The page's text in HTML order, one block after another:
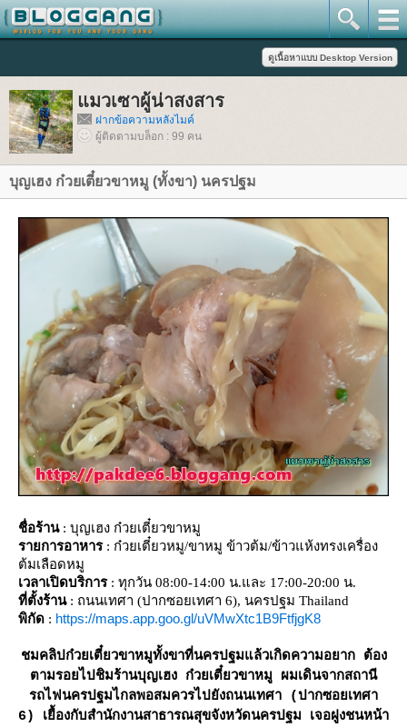
มวเซาผู้น่าสงสาร
ฝากข้อความหลังไมค์
ผู้ติดตามบล็อก : 99 คน
บุญเฮง ก๋วยเตี๋ยวขาหมู (ทั้งขา) นครปฐม
ชื่อร้าน: บุญเฮง ก๋วยเตี๋ยวขาหมู
รายการอาหาร: ก๋วยเตี๋ยวหมู/ขาหมู ข้าวต้ม/ข้าวแห้งทรงเครื่อง
ต้มเลือดหมู
เวลาเปิดบริการ: ทุกวัน 08:00-14:00 น.และ 17:00-20:00 น.
ที่ตั้งร้าน: ถนนเทศา (ปากซอยเทศา 6), นครปฐม Thailand
พิกัด : https://maps.app.goo.gl/uVMwXtc1B9FtfjgK8
ชมคลิปก๋วยเตี๋ยวขาหมูทั้งขาที่นครปฐมแล้วเกิดความอยาก ต้อง
ตามรอยไปชิมร้านบุญเฮง ก๋วยเตี๋ยวขาหมู ผมเดินจากสถานี
รถไฟนครปฐมไกลพอสมควรไปยังถนนเทศา (ปากซอยเทศา
6) เยื้องกับสำนักงานสาธารณสุขจังหวัดนครปฐม เจอฝูงชนหน้า